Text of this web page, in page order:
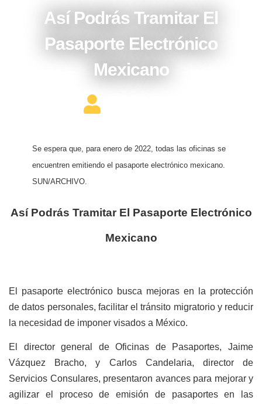
Así Podrás Tramitar El
Pasaporte Electrónico
Mexicano
Se espera que, para enero de 2022, todas las oficinas se
encuentren emitiendo el pasaporte electrónico mexicano.
SUN/ARCHIVO.
Así Podrás Tramitar El Pasaporte Electrónico
Mexicano
El pasaporte electrónico busca mejoras en la protección
de datos personales, facilitar el tránsito migratorio y reducir
la necesidad de imponer visados a México.
El director general de Oficinas de Pasaportes, Jaime
Vázquez Bracho, y Carlos Candelaria, director de
Servicios Consulares, presentaron avances para mejorar y
agilizar el proceso de emisión de pasaportes en las